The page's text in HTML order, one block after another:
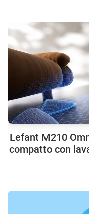
Lefant M210
compatto con